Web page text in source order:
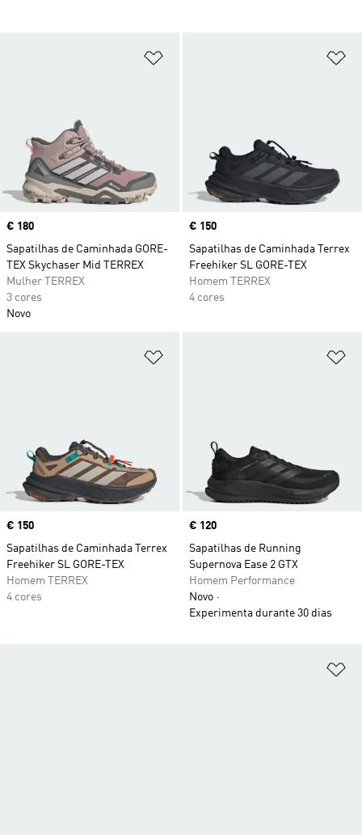
Price
€ 180
Sapatilhas de Caminhada GORE-
TEX Skychaser Mid TERREX
Mulher TERREX
3 cores
Novo
Price
€ 150
Sapatilhas de Caminhada Terrex
Freehiker SL GORE-TEX
Homem TERREX
4 cores
Price
€ 150
Sapatilhas de Caminhada Terrex
Freehiker SL GORE-TEX
Homem TERREX
4 cores
Price
€ 120
Sapatilhas de Running
Supernova Ease 2 GTX
Homem Performance
Novo
Experimenta durante 30 dias